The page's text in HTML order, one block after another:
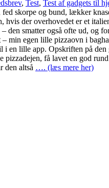
, Test, Test af gadgets til
skorpe og bund, lækker
der overhovedet er et
smatter også ofte ud, og
min egen lille pizzaovn i
i en lille app. Opskriften på
få lavet en god
den altså …. (læs mere her)